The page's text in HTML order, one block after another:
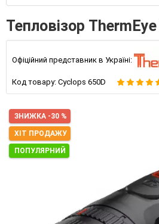
Тепловізор
Офіційний представник в Україні:
Код товару: Cyclops 650D
ЗНИЖКА -30 %
ХІТ ПРОДАЖУ
ПОПУЛЯРНИЙ